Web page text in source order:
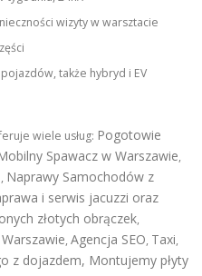
wizyty w warsztacie
także hybryd i EV
wiele usług: Pogotowie
Spawacz w Warszawie,
, Naprawy Samochodów z
i serwis jacuzzi oraz
złotych obrączek,
, Agencja SEO, Taxi,
z dojazdem, Montujemy płyty